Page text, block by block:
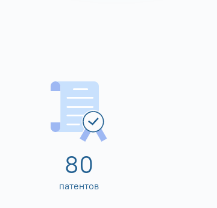
80
патентов